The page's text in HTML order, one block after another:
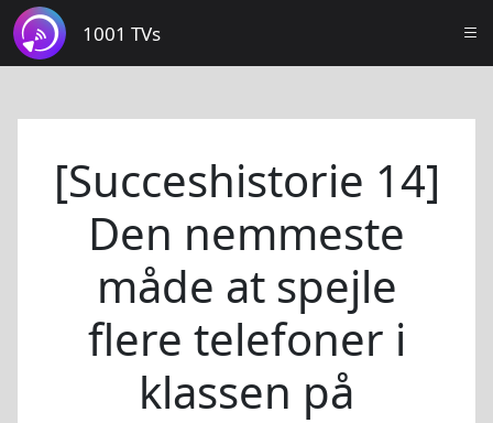
1001 TVs
[Succeshistorie 14]
Den nemmeste
måde at spejle
flere telefoner i
klassen på